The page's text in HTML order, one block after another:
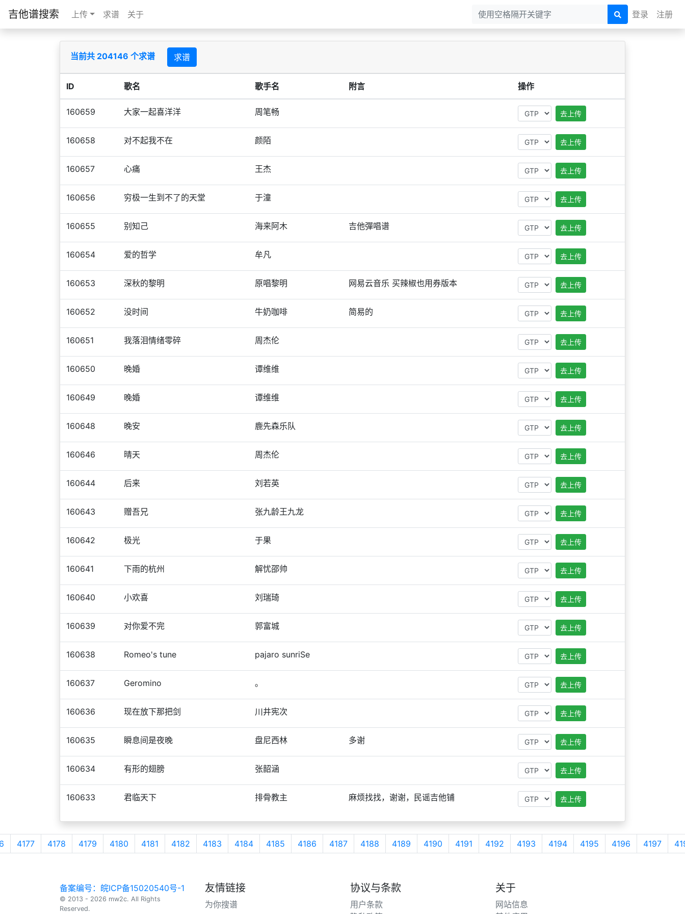
吉他谱搜索 上传 求谱 关于 登录 注册
当前共 204146 个求谱 求谱
ID 歌名 歌手名 附言 操作
160659 大家一起喜洋洋 周笔畅 去上传
160658 对不起我不在 颜陌 去上传
160657 心痛 王杰 去上传
160656 穷极一生到不了的天堂 于潼 去上传
160655 别知己 海来阿木 吉他彈唱谱 去上传
160654 爱的哲学 牟凡 去上传
160653 深秋的黎明 原唱黎明 网易云音乐 买辣椒也用券版本 去上传
160652 没时间 牛奶咖啡 简易的 去上传
160651 我落泪情绪零碎 周杰伦 去上传
160650 晚婚 谭维维 去上传
160649 晚婚 谭维维 去上传
160648 晚安 鹿先森乐队 去上传
160646 晴天 周杰伦 去上传
160644 后来 刘若英 去上传
160643 赠吾兄 张九龄王九龙 去上传
160642 极光 于果 去上传
160641 下雨的杭州 解忧邵帅 去上传
160640 小欢喜 刘瑞琦 去上传
160639 对你爱不完 郭富城 去上传
160638 Romeo's tune pajaro sunriSe 去上传
160637 Geromino 。 去上传
160636 现在放下那把剑 川井宪次 去上传
160635 瞬息间是夜晚 盘尼西林 多谢 去上传
160634 有形的翅膀 张韶涵 去上传
160633 君临天下 排骨教主 麻烦找找，谢谢，民谣吉他铺 去上传
4177 4178 4179 4180 4181 4182 4183 4184 4185 4186 4187 4188 4189 4190 4191 4192 4193 4194 4195 4196 4197
备案编号：皖ICP备15020540号-1
© 2013 - 2026 mw2c. All Rights
Reserved.
友情链接
为你搜谱
协议与条款
用户条款
关于
网站信息